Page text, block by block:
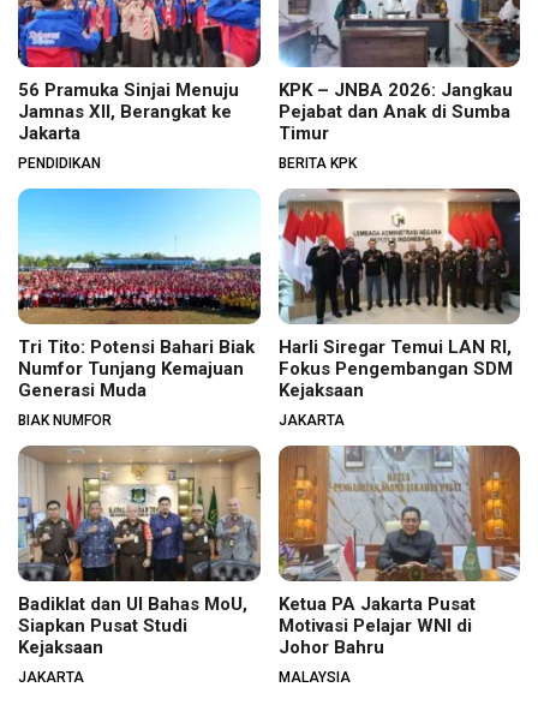
56 Pramuka Sinjai Menuju
Jamnas XII, Berangkat ke
Jakarta
PENDIDIKAN
KPK – JNBA 2026: Jangkau
Pejabat dan Anak di Sumba
Timur
BERITA KPK
Tri Tito: Potensi Bahari Biak
Numfor Tunjang Kemajuan
Generasi Muda
BIAK NUMFOR
Harli Siregar Temui LAN RI,
Fokus Pengembangan SDM
Kejaksaan
JAKARTA
Badiklat dan UI Bahas MoU,
Siapkan Pusat Studi
Kejaksaan
JAKARTA
Ketua PA Jakarta Pusat
Motivasi Pelajar WNI di
Johor Bahru
MALAYSIA